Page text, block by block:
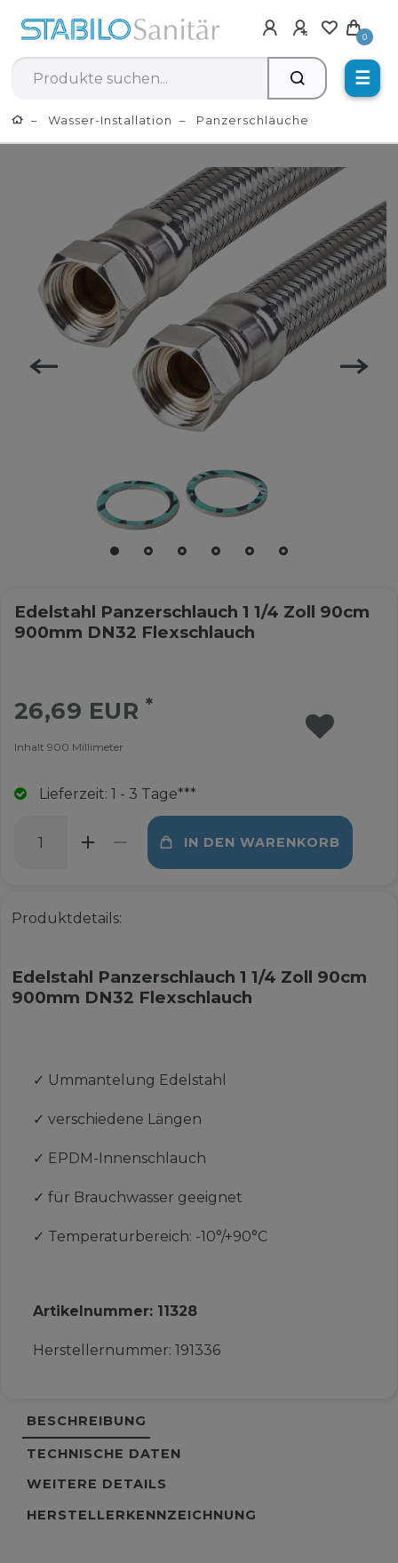
0
☰
Wasser-Installation Panzerschläuche
Edelstahl Panzerschlauch 1 1/4 Zoll 90cm
900mm DN32 Flexschlauch
26,69 EUR *
Inhalt 900 Millimeter
Lieferzeit: 1 - 3 Tage***
IN DEN WARENKORB
Produktdetails:
Edelstahl Panzerschlauch 1 1/4 Zoll 90cm
900mm DN32 Flexschlauch
✓ Ummantelung Edelstahl
✓ verschiedene Längen
✓ EPDM-Innenschlauch
✓ für Brauchwasser geeignet
✓ Temperaturbereich: -10°/+90°C
Artikelnummer: 11328
Herstellernummer: 191336
BESCHREIBUNG
TECHNISCHE DATEN
WEITERE DETAILS
HERSTELLERKENNZEICHNUNG